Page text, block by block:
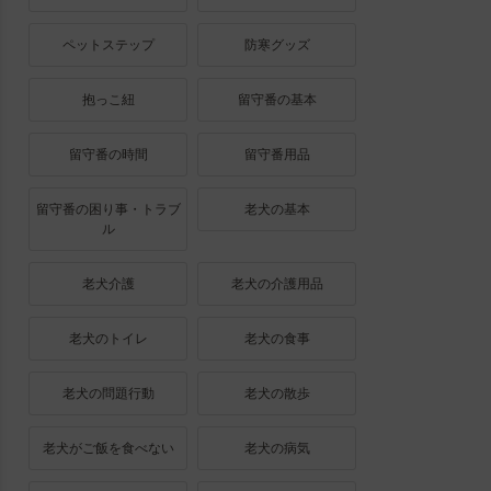
ペットステップ 防寒グッズ
抱っこ紐 留守番の基本
留守番の時間 留守番用品
留守番の困り事・トラブ
ル
老犬の基本
老犬介護 老犬の介護用品
老犬のトイレ 老犬の食事
老犬の問題行動 老犬の散歩
老犬がご飯を食べない 老犬の病気